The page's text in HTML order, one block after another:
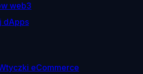
web3
dApps
eCommerce